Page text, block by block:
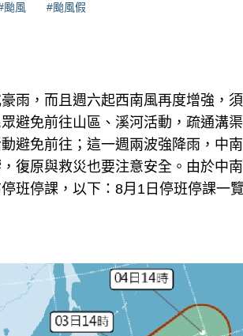
颱風 #颱風假
雨，而且週六起西南風再度增強，
避免前往山區、溪河活動，疏通溝
避免前往；這一週兩波強降雨，中
復原與救災也要注意安全。由於中
班停課，以下：8月1日停班停課一覽